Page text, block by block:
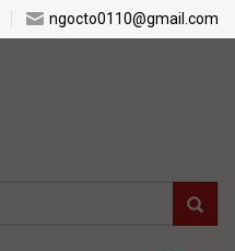
ngocto0110@gmail.com